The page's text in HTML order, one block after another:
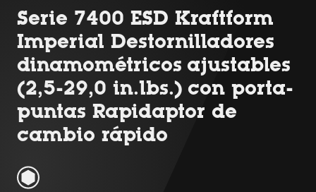
Serie 7400 ESD Kraftform
Imperial Destornilladores
dinamométricos ajustables
(2,5-29,0 in.lbs.) con porta-
puntas Rapidaptor de
cambio rápido